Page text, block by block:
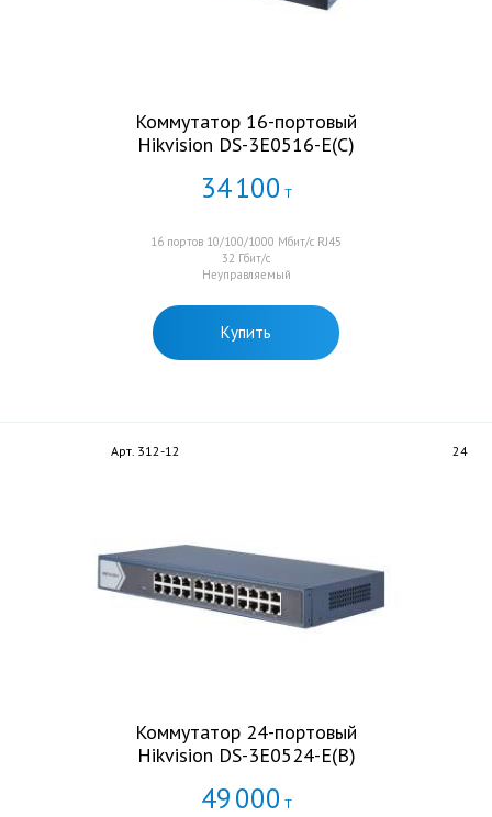
Коммутатор 16-портовый
Hikvision DS-3E0516-E(C)
34100 Т
16 портов 10/100/1000 Мбит/с RJ45
32 Гбит/с
Неуправляемый
Купить
Арт. 312-12 24
Коммутатор 24-портовый
Hikvision DS-3E0524-E(B)
49000 Т